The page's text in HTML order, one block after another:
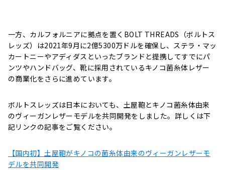
一方、カルフォルニアに拠点を置く BOLT THREADS（ボルトス
レッズ）は2021年9月に2億5300万ドルを確保し、ステラ・マッ
カートニーやアディダスといったブランドと提携してすでにパ
ンツやハンドバッグ、靴に採用されているキノコ菌糸体レザー
の商業化をさらに進めています。
ボルトスレッズは日本においても、土屋鞄とキノコ菌糸体由来
のヴィーガンレザーモデルを共同開発をしました。詳しくは下
記リンクの記事をご覧ください。
【国内初】土屋鞄がキノコの菌糸体由来のヴィーガンレザーモ
デルを共同開発